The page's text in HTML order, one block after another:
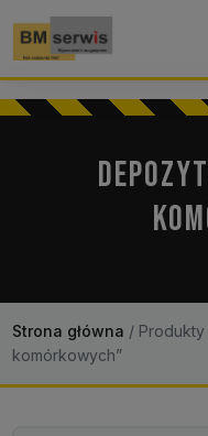
Wyszukiwarka
produktów
Strona główna /Produkty
komórkowych”